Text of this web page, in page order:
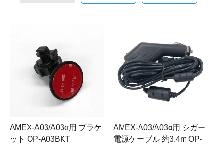
AMEX-A03/A03α用 ブラケ
ット OP-A03BKT
AMEX-A03/A03α用 シガー
電源ケーブル 約3.4m OP-